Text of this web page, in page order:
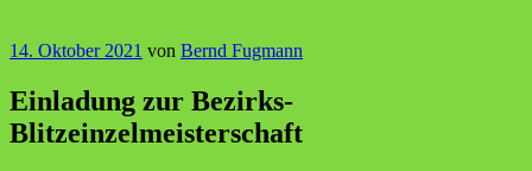
14. Oktober 2021 von Bernd Fugmann
Einladung zur Bezirks-
Blitzeinzelmeisterschaft